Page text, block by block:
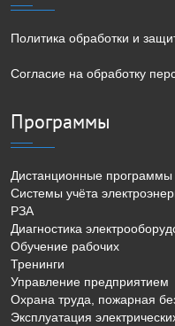
Политика обработки и
Согласие на обработку
Программы
Дистанционные программы
Системы учёта
РЗА
Диагностика
Обучение рабочих
Тренинги
Управление предприятием
Охрана труда, пожарная
Эксплуатация